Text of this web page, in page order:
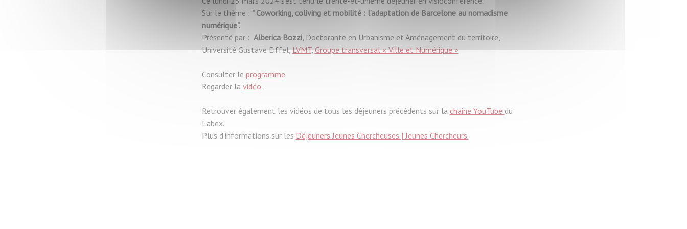
Sur le thème : " Coworking, coliving et mobilité : l’adaptation de Barcelone au nomadisme
numérique".
Présenté par : Alberica Bozzi, Doctorante en Urbanisme et Aménagement du territoire,
Université Gustave Eiffel,LVMT,Groupe transversal « Ville et Numérique »
Consulter le programme.
Regarder la vidéo.
Retrouver également les vidéos de tous les déjeuners précédents sur la chaine YouTube du
Labex.
Plus d'informations sur les Déjeuners Jeunes Chercheuses | Jeunes Chercheurs.